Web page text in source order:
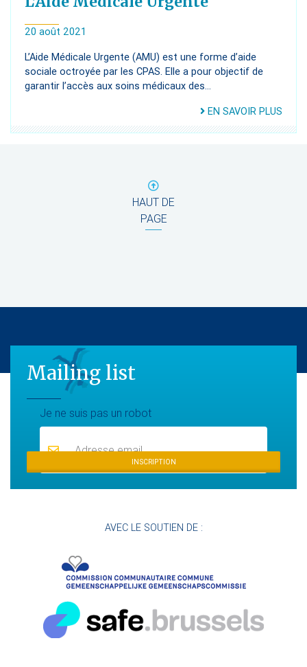
20 août 2021
L’Aide Médicale Urgente (AMU) est une forme d’aide
sociale octroyée par les CPAS. Elle a pour objectif de
garantir l’accès aux soins médicaux des...
EN SAVOIR PLUS
HAUT DE
PAGE
Mailing list
Je ne suis pas un robotMailing list
INSCRIPTION
AVEC LE SOUTIEN DE :